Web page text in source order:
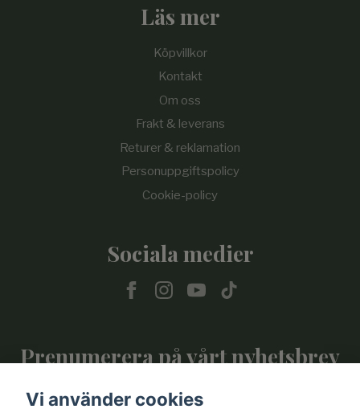
Läs mer
Köpvillkor
Kontakt
Om oss
Frakt & leverans
Returer & reklamation
Personuppgiftspolicy
Cookie-policy
Sociala medier
Prenumerera på vårt nyhetsbrev
Vi använder cookies